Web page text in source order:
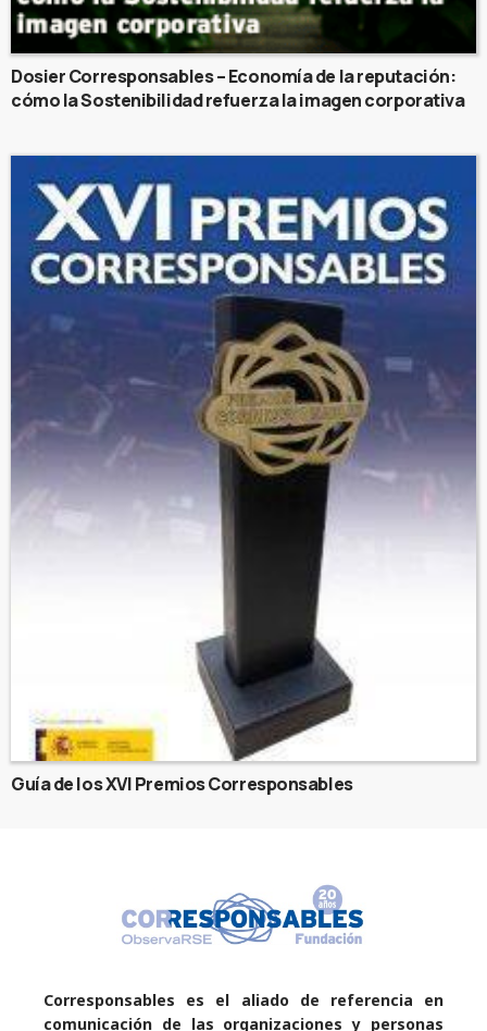
Dosier Corresponsables – Economía de la reputación:
cómo la Sostenibilidad refuerza la imagen corporativa
Guía de los XVI Premios Corresponsables
Corresponsables es el aliado de referencia en
comunicación de las organizaciones y personas